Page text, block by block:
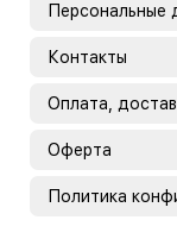
Персональные
Контакты
Оплата,
Оферта
Политика